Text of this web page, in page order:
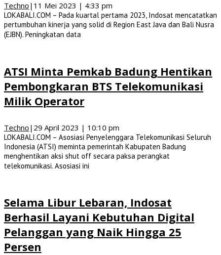
Techno | 11 Mei 2023 | 4:33 pm
LOKABALI.COM – Pada kuartal pertama 2023, Indosat mencatatkan
pertumbuhan kinerja yang solid di Region East Java dan Bali Nusra
(EJBN). Peningkatan data
ATSI Minta Pemkab Badung Hentikan
Pembongkaran BTS Telekomunikasi
Milik Operator
Techno | 29 April 2023 | 10:10 pm
LOKABALI.COM – Asosiasi Penyelenggara Telekomunikasi Seluruh
Indonesia (ATSI) meminta pemerintah Kabupaten Badung
menghentikan aksi shut off secara paksa perangkat
telekomunikasi. Asosiasi ini
Selama Libur Lebaran, Indosat
Berhasil Layani Kebutuhan Digital
Pelanggan yang Naik Hingga 25
Persen